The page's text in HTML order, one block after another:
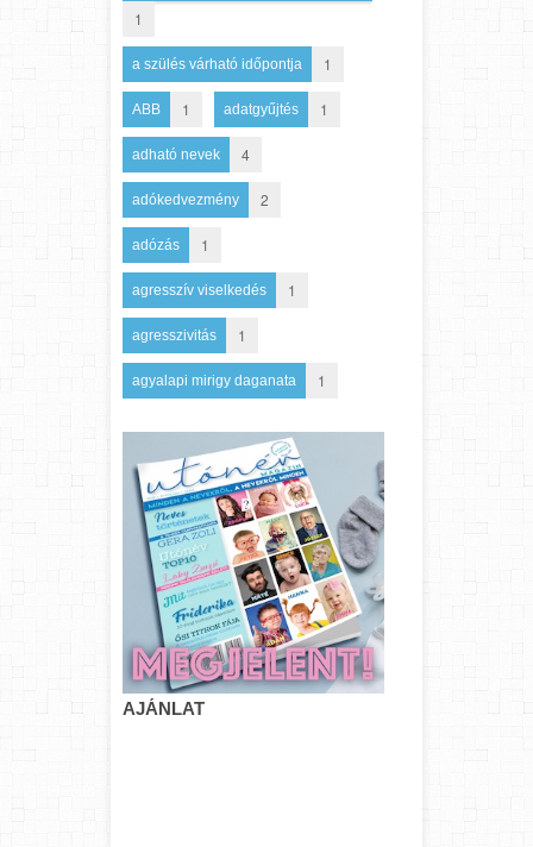
1
a szülés várható időpontja 1
ABB 1 adatgyűjtés 1
adható nevek 4
adókedvezmény 2
adózás 1
agresszív viselkedés 1
agresszivitás 1
agyalapi mirigy daganata 1
AJÁNLAT